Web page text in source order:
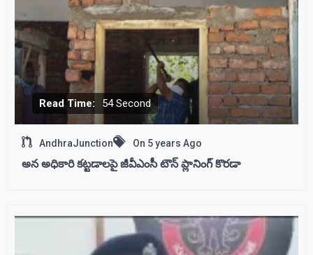
Read Time: 54 Second
AndhraJunction On 5 years Ago
అన అధికారి కట్టడాలపై జీవీఎంసీ టౌన్ ప్లానింగ్ కొరడా